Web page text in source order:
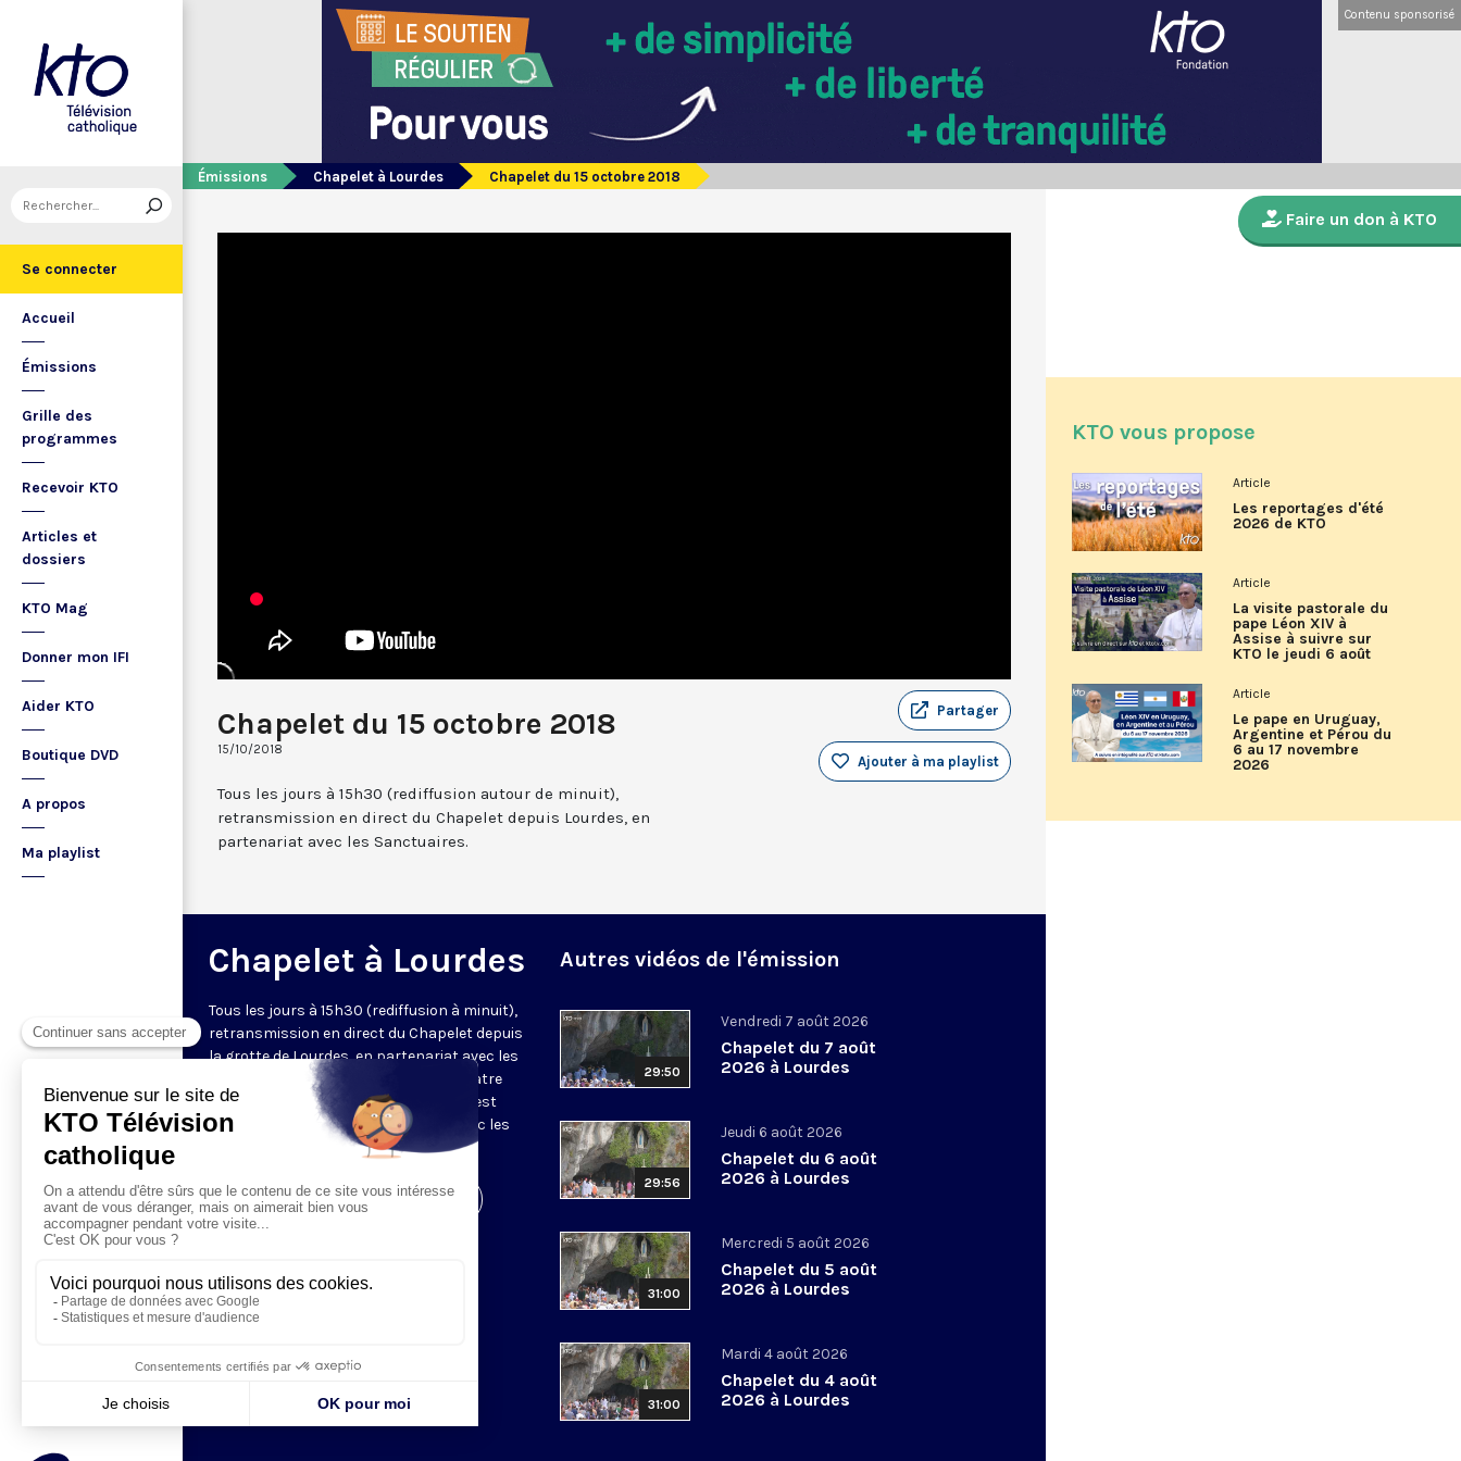
Se connecter
Accueil
Émissions
Grille des
programmes
Recevoir KTO
Articles et
dossiers
KTO Mag
Donner mon IFI
Aider KTO
Boutique DVD
A propos
Ma playlist
Contenu sponsorisé
Émissions Chapelet à Lourdes Chapelet du 15 octobre 2018
Chapelet du 15 octobre 2018
15/10/2018
Partager
Ajouter à ma playlist
Tous les jours à 15h30 (rediffusion autour de minuit),
retransmission en direct du Chapelet depuis Lourdes, en
partenariat avec les Sanctuaires.
Chapelet à Lourdes
Tous les jours à 15h30 (rediffusion à minuit),
retransmission en direct du Chapelet depuis
la grotte de Lourdes, en partenariat avec les
Sanctuaires. Chaque jour, l'une des quatre
méditations des mystères du Rosaire est
proposée en communion de prière avec les
Visiter la page de l'émission
Autres vidéos de l'émission
29:50
Vendredi 7 août 2026
Chapelet du 7 août
2026 à Lourdes
29:56
Jeudi 6 août 2026
Chapelet du 6 août
2026 à Lourdes
31:00
Mercredi 5 août 2026
Chapelet du 5 août
2026 à Lourdes
31:00
Mardi 4 août 2026
Chapelet du 4 août
2026 à Lourdes
Faire un don à KTO
KTO vous propose
Article
Les reportages d'été
2026 de KTO
Article
La visite pastorale du
pape Léon XIV à
Assise à suivre sur
KTO le jeudi 6 août
Article
Le pape en Uruguay,
Argentine et Pérou du
6 au 17 novembre
2026